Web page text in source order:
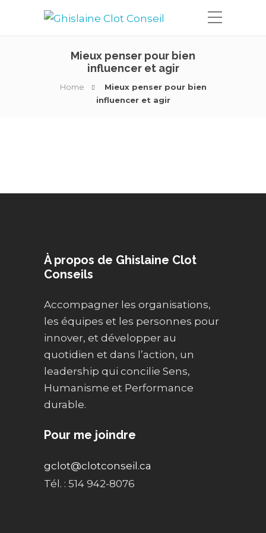
Mieux penser pour bien
influencer et agir
Home
Mieux penser pour bien
influencer et agir
À propos de Ghislaine Clot
Conseils
Accompagner les organisations,
les équipes et les personnes pour
innover, et développer au
quotidien et dans l’action, un
leadership qui concilie Sens,
Humanisme et Performance
durable.
Pour me joindre
gclot@clotconseil.ca
Tél. : 514 942-8076